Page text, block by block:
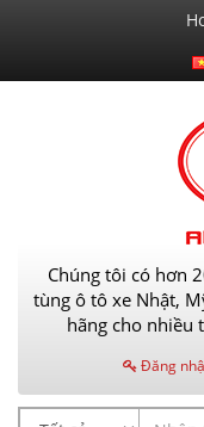
Chúng tôi có hơn
tùng ô tô xe Nhật,
hãng cho nhiều
Đăng